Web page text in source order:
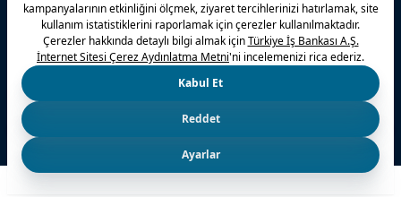
© 2026 Türkiye İş Bankası A.Ş.
Gizlilik Politikamız Bilgi Toplumu Hizmetleri
Çerez Politikası Kişisel Verilerin Korunması